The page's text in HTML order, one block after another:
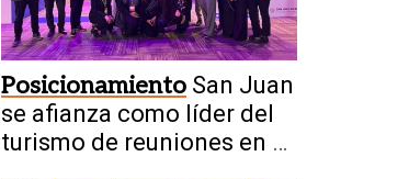
Posicionamiento San Juan
se afianza como líder del
turismo de reuniones en el